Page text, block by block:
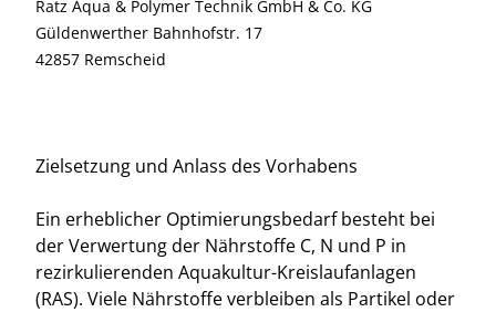
Ratz Aqua & Polymer Technik GmbH & Co. KG
Güldenwerther Bahnhofstr. 17
42857 Remscheid
Zielsetzung und Anlass des Vorhabens
Ein erheblicher Optimierungsbedarf besteht bei
der Verwertung der Nährstoffe C, N und P in
rezirkulierenden Aquakultur-Kreislaufanlagen
(RAS). Viele Nährstoffe verbleiben als Partikel oder